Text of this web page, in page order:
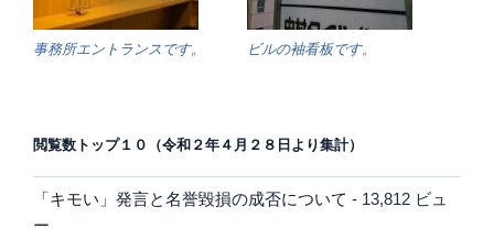
事務所エントランスです。 ビルの袖看板です。
閲覧数トップ１０（令和２年４月２８日より集計）
「キモい」発言と名誉毀損の成否について - 13,812 ビュ
ー